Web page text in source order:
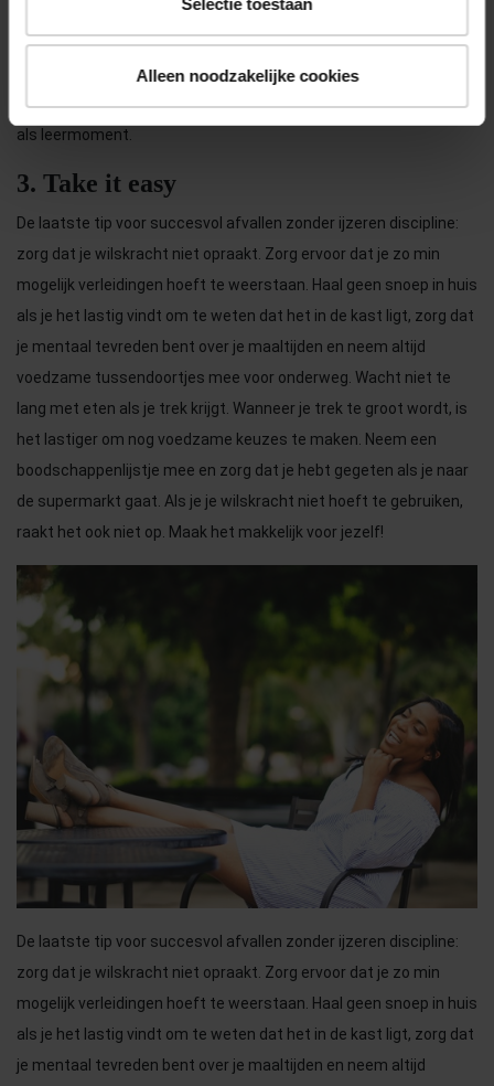
Alleen noodzakelijke cookies
kun je zelf bij hoge risico situaties - zoals verjaardagen - oefenen.
Doe dit ook geheel op je eigen tempo. En onthoudt: het hoeft niet
perfect. Ook bij een training gaat er weleens iets mis! Je bent
nog aan het oefenen. Zie dit dan ook niet als mis of fout, maar
als leermoment.
3. Take it easy
De laatste tip voor succesvol afvallen zonder ijzeren discipline:
zorg dat je wilskracht niet opraakt. Zorg ervoor dat je zo min
mogelijk verleidingen hoeft te weerstaan. Haal geen snoep in huis
als je het lastig vindt om te weten dat het in de kast ligt, zorg dat
je mentaal tevreden bent over je maaltijden en neem altijd
voedzame tussendoortjes mee voor onderweg. Wacht niet te
lang met eten als je trek krijgt. Wanneer je trek te groot wordt, is
het lastiger om nog voedzame keuzes te maken. Neem een
boodschappenlijstje mee en zorg dat je hebt gegeten als je naar
de supermarkt gaat. Als je je wilskracht niet hoeft te gebruiken,
raakt het ook niet op. Maak het makkelijk voor jezelf!
De laatste tip voor succesvol afvallen zonder ijzeren discipline:
zorg dat je wilskracht niet opraakt. Zorg ervoor dat je zo min
mogelijk verleidingen hoeft te weerstaan. Haal geen snoep in huis
als je het lastig vindt om te weten dat het in de kast ligt, zorg dat
je mentaal tevreden bent over je maaltijden en neem altijd